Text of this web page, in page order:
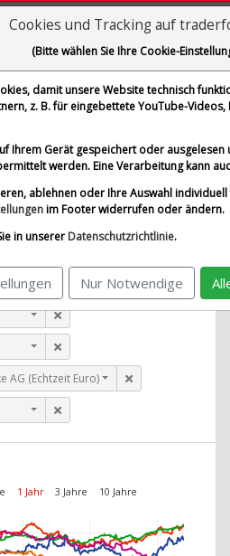
SE, Allianz SE, Bayerische
Aktualisieren
USD)
AG (Echtzeit Euro)
1 Jahr 3 Jahre 10 Jahre
Cookies und Tracking auf
(Bitte wählen Sie Ihre Cookie-
damit unsere Website technisch
z. B. für eingebettete YouTube-
Ihrem Gerät gespeichert oder
werden. Eine Verarbeitung kann
ablehnen oder Ihre Auswahl
im Footer widerrufen oder ändern.
in unserer Datenschutzrichtlinie.
Nur Notwendige